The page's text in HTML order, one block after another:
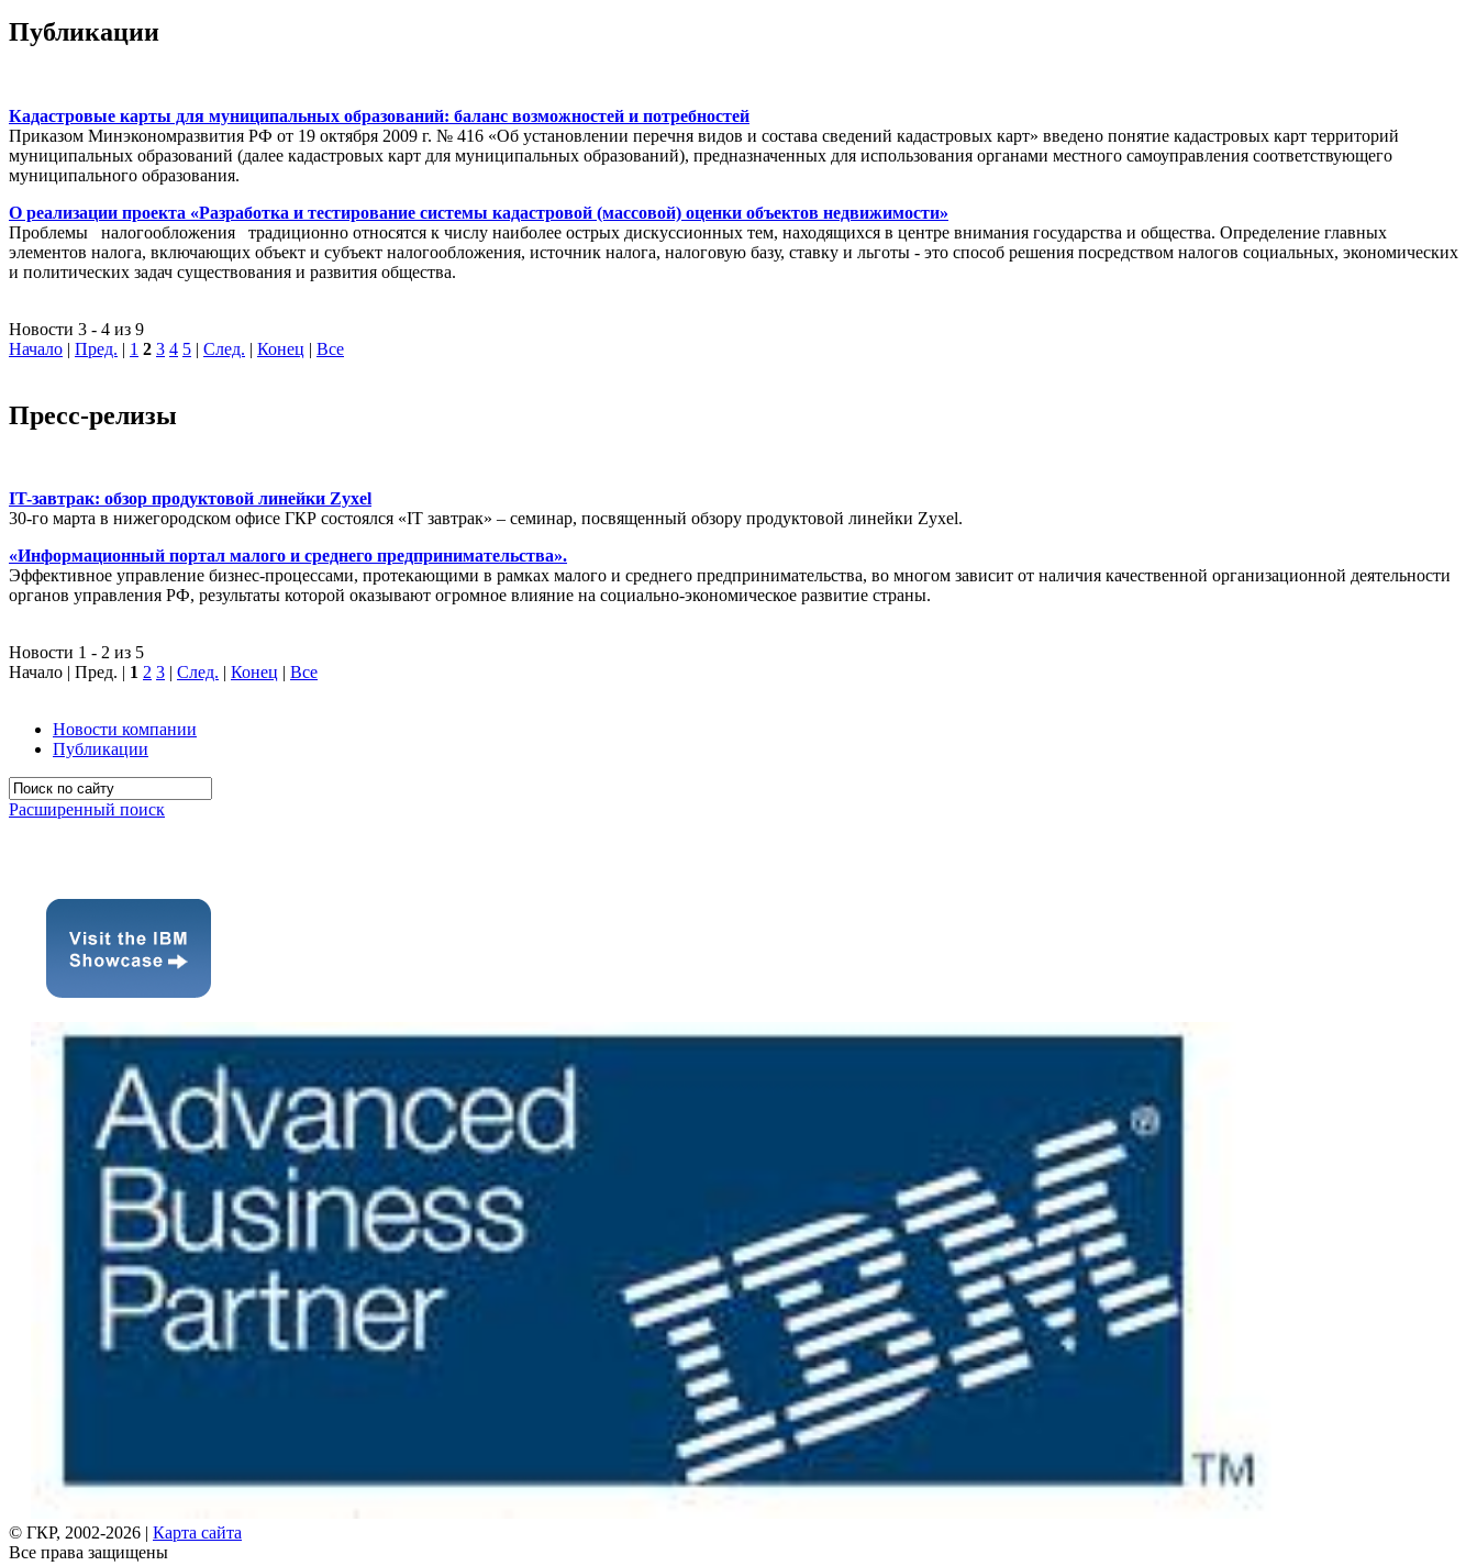
Публикации
Кадастровые карты для муниципальных образований: баланс возможностей и потребностей
Приказом Минэкономразвития РФ от 19 октября 2009 г. № 416 «Об установлении перечня видов и состава сведений кадастровых карт» введено понятие кадастровых карт территорий
муниципальных образований (далее кадастровых карт для муниципальных образований), предназначенных для использования органами местного самоуправления соответствующего
муниципального образования.
О реализации проекта «Разработка и тестирование системы кадастровой (массовой) оценки объектов недвижимости»
Проблемы налогообложения традиционно относятся к числу наиболее острых дискуссионных тем, находящихся в центре внимания государства и общества. Определение главных
элементов налога, включающих объект и субъект налогообложения, источник налога, налоговую базу, ставку и льготы - это способ решения посредством налогов социальных, экономических
и политических задач существования и развития общества.
Новости 3 - 4 из 9
Начало | Пред. | 1 2 3 4 5 | След. | Конец | Все
Пресс-релизы
IT-завтрак: обзор продуктовой линейки Zyxel
30-го марта в нижегородском офисе ГКР состоялся «IT завтрак» – семинар, посвященный обзору продуктовой линейки Zyxel.
«Информационный портал малого и среднего предпринимательства».
Эффективное управление бизнес-процессами, протекающими в рамках малого и среднего предпринимательства, во многом зависит от наличия качественной организационной деятельности
органов управления РФ, результаты которой оказывают огромное влияние на социально-экономическое развитие страны.
Новости 1 - 2 из 5
Начало | Пред. | 1 2 3 | След. | Конец | Все
Новости компании
Публикации
Расширенный поиск
© ГКР, 2002-2026 | Карта сайта
Все права защищены